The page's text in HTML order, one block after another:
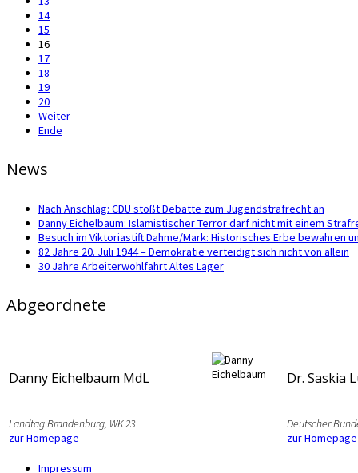
14
15
16
17
18
19
20
Weiter
Ende
News
Nach Anschlag: CDU stößt Debatte zum Jugendstrafrecht an
Danny Eichelbaum: Islamistischer Terror darf nicht mit einem
Besuch im Viktoriastift Dahme/Mark: Historisches Erbe bewahren
82 Jahre 20. Juli 1944 – Demokratie verteidigt sich nicht von allein
30 Jahre Arbeiterwohlfahrt Altes Lager
Abgeordnete
Danny Eichelbaum MdL
Landtag Brandenburg, WK 23
zur Homepage
Dr. Saskia
Deutscher
zur Homepage
Impressum